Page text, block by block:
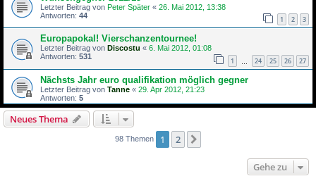
Letzter Beitrag von Peter Später « 26. Mai 2012, 13:38
Antworten: 44 1 2 3
Europapokal! Vierschanzentournee!
Letzter Beitrag von Discostu « 6. Mai 2012, 01:08
Antworten: 531 1 24 25 26 27
Nächsts Jahr euro qualifikation möglich gegner
Letzter Beitrag von Tanne « 29. Apr 2012, 21:23
Antworten: 5
Neues Thema
98 Themen 1 2
Gehe zu